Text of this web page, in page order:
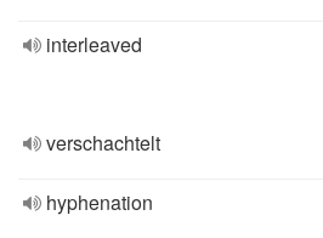
interleaved
verschachtelt
hyphenation